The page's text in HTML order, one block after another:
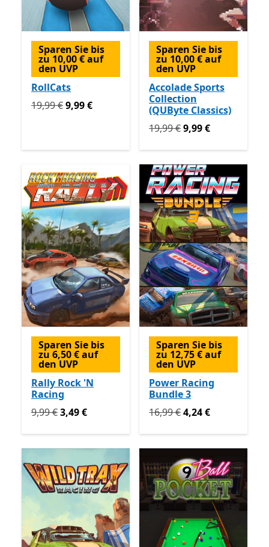
Sparen Sie bis
zu 10,00 € auf
den UVP
RollCats
Ursprünglich 19,99 € jetzt 9,99 €
19,99 €9,99 €
Sparen Sie bis
zu 10,00 € auf
den UVP
Accolade Sports
Collection
(QUByte Classics)
Ursprünglich 19,99 € jetzt
19,99 €9,99 €
Sparen Sie bis
zu 6,50 € auf
den UVP
Rally Rock 'N
Racing
Ursprünglich 9,99 € jetzt 3,49 €
9,99 €3,49 €
Sparen Sie bis
zu 12,75 € auf
den UVP
Power Racing
Bundle 3
Ursprünglich 16,99 € jetzt
16,99 €4,24 €